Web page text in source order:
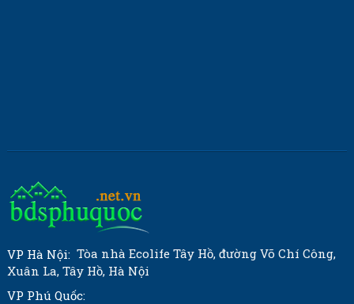
VP Hà Nội: Tòa nhà Ecolife Tây Hồ, đường Võ Chí Công,
Xuân La, Tây Hồ, Hà Nội
VP Phú Quốc: